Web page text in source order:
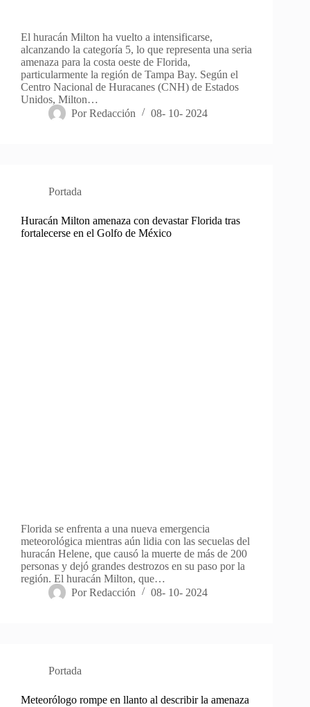
El huracán Milton ha vuelto a intensificarse,
alcanzando la categoría 5, lo que representa una seria
amenaza para la costa oeste de Florida,
particularmente la región de Tampa Bay. Según el
Centro Nacional de Huracanes (CNH) de Estados
Unidos, Milton…
Por Redacción 08- 10- 2024
Portada
Huracán Milton amenaza con devastar Florida tras
fortalecerse en el Golfo de México
Florida se enfrenta a una nueva emergencia
meteorológica mientras aún lidia con las secuelas del
huracán Helene, que causó la muerte de más de 200
personas y dejó grandes destrozos en su paso por la
región. El huracán Milton, que…
Por Redacción 08- 10- 2024
Portada
Meteorólogo rompe en llanto al describir la amenaza